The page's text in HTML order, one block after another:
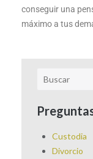
conseguir una
máximo a tus
Custodia
Divorcio